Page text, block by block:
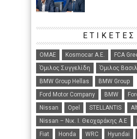
ΕΤΙΚΈΤΕΣ
ΟΜΑΕ Kosmocar Α.Ε.
FCA
Όμιλος Συγγελίδη
Όμιλος
BMW Group Hellas
BMW Group
Ford Motor Company
BMW
Nissan
Opel STELLANTIS
Nissan – Νικ. Ι. Θεοχαράκης Α.Ε
Fiat
Honda WRC Hyundai